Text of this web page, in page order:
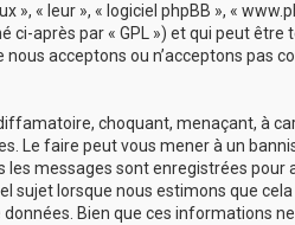
« leur », « logiciel phpBB », «
ci-après par « GPL ») et qui peut être
acceptons ou n’acceptons
choquant, menaçant, à
Le faire peut vous mener à un
les messages sont enregistrées
sujet lorsque nous estimons que
Bien que ces informations